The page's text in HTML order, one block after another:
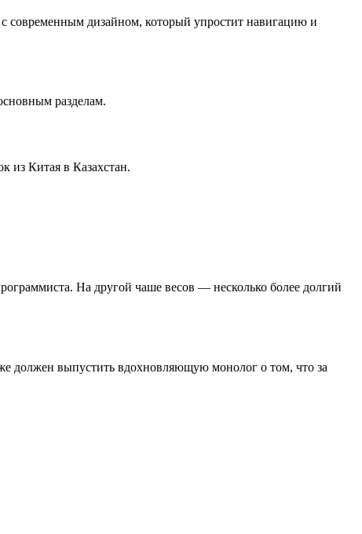
современным дизайном, который упростит навигацию и
разделам.
из Китая в Казахстан.
На другой чаше весов — несколько более долгий
должен выпустить вдохновляющую монолог о том, что за